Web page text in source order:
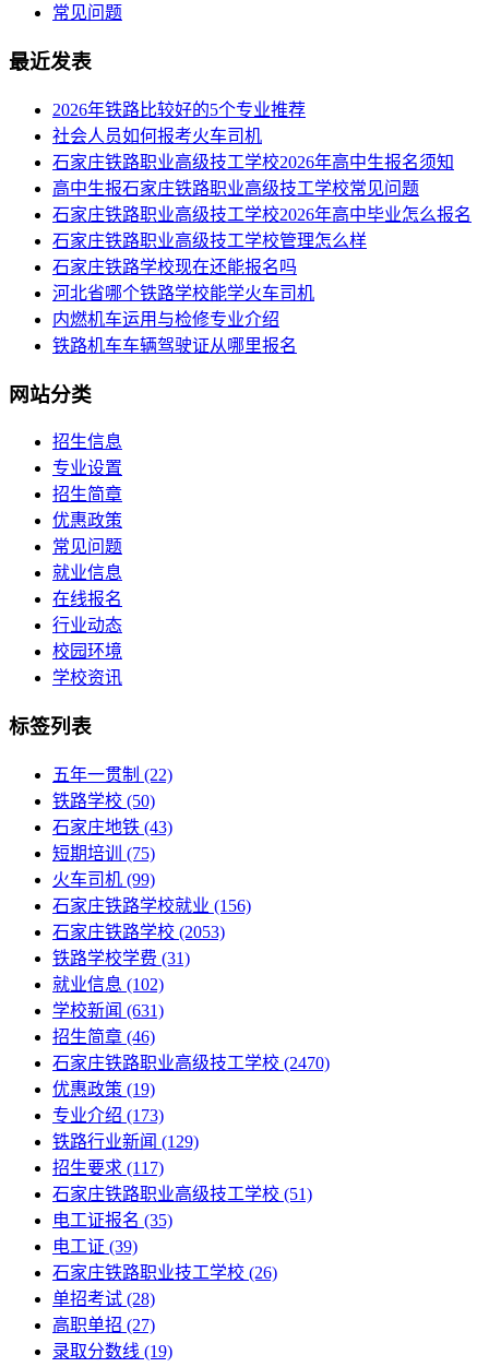
常见问题
最近发表
2026年铁路比较好的5个专业推荐
社会人员如何报考火车司机
​石家庄铁路职业高级技工学校2026年高中生报名须知
高中生报石家庄铁路职业高级技工学校常见问题
石家庄铁路职业高级技工学校2026年高中毕业怎么报名
石家庄铁路职业高级技工学校管理怎么样
石家庄铁路学校现在还能报名吗
河北省哪个铁路学校能学火车司机
内燃机车运用与检修专业介绍
铁路机车车辆驾驶证从哪里报名
网站分类
招生信息
专业设置
招生简章
优惠政策
常见问题
就业信息
在线报名
行业动态
校园环境
学校资讯
标签列表
五年一贯制 (22)
铁路学校 (50)
石家庄地铁 (43)
短期培训
(75)
火车司机 (99)
石家庄铁路学校就业 (156)
石家庄铁路学校 (2053)
铁路学校学费 (31)
就业信息 (102)
学校新闻 (631)
招生简章 (46)
石家庄铁路职业高级技工学校 (2470)
优惠政策 (19)
专业介绍 (173)
铁路行业新闻 (129)
招生要求 (117)
石家庄铁路职业高级技工学校​ (51)
电工证报名 (35)
电工证 (39)
石家庄铁路职业技工学校 (26)
单招考试 (28)
高职单招 (27)
录取分数线 (19)